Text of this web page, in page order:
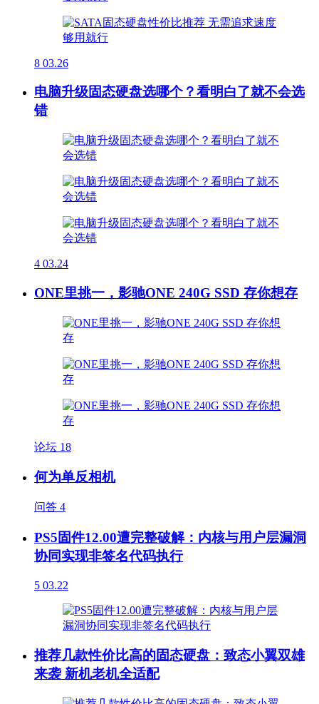
8 03.26
电脑升级固态硬盘选哪个？看明白了就不会选
错
4 03.24
ONE里挑一，影驰ONE 240G SSD 存你想存
论坛 18
何为单反相机
问答 4
PS5固件12.00遭完整破解：内核与用户层漏洞
协同实现非签名代码执行
5 03.22
推荐几款性价比高的固态硬盘：致态小翼双雄
来袭 新机老机全适配